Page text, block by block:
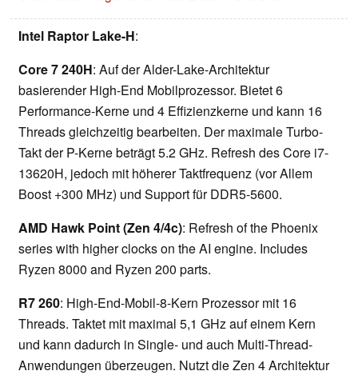
Intel Raptor Lake-H:
Core 7 240H: Auf der Alder-Lake-Architektur
basierender High-End Mobilprozessor. Bietet 6
Performance-Kerne und 4 Effizienzkerne und kann 16
Threads gleichzeitig bearbeiten. Der maximale Turbo-
Takt der P-Kerne beträgt 5.2 GHz. Refresh des Core i7-
13620H, jedoch mit höherer Taktfrequenz (vor Allem
Boost +300 MHz) und Support für DDR5-5600.
AMD Hawk Point (Zen 4/4c): Refresh of the Phoenix
series with higher clocks on the AI engine. Includes
Ryzen 8000 and Ryzen 200 parts.
R7 260: High-End-Mobil-8-Kern Prozessor mit 16
Threads. Taktet mit maximal 5,1 GHz auf einem Kern
und kann dadurch in Single- und auch Multi-Thread-
Anwendungen überzeugen. Nutzt die Zen 4 Architektur